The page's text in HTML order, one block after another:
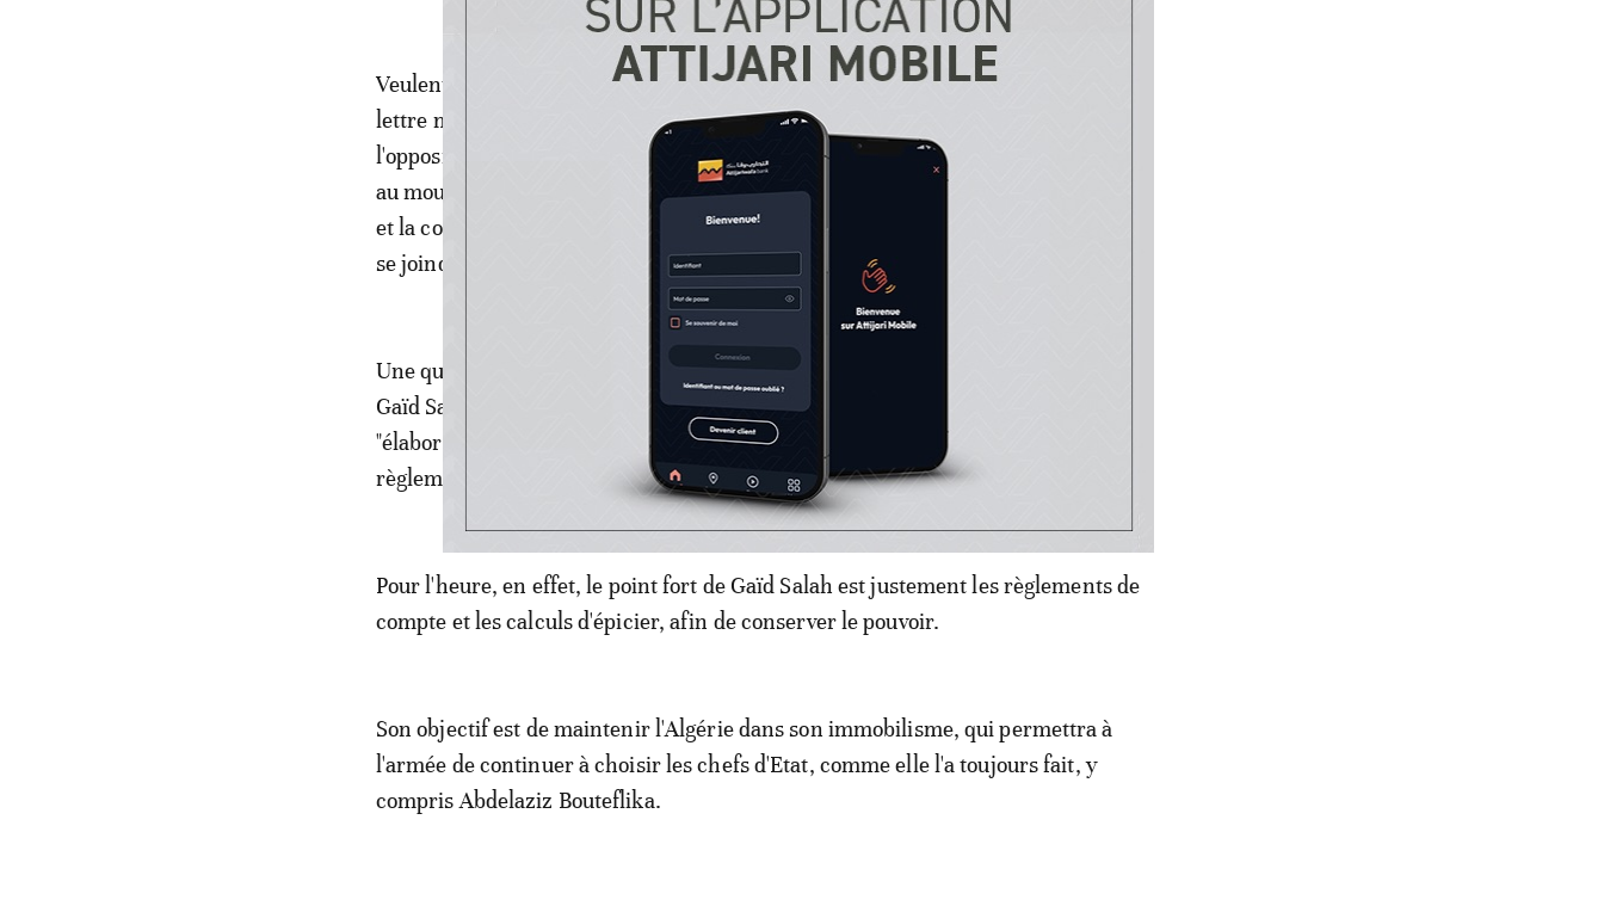
Veulent-ils court-circuiter le gouvernement dont l'appel au dialogue est resté
lettre morte? On est tenté d'y croire, dans la mesure où ces sept partis de
l'opposition demandent à "d’autres acteurs politiques, aux syndicats autonomes,
au mouvement associatif, ainsi [qu'aux] personnalités nationales indépendantes
et la communauté algérienne à l’étranger, qui se reconnaissent dans cet appel à
se joindre à cette initiative de concertation et de dialogue sans préalable".
Une question demeure cependant: celle de savoir comment le général Ahmed
Gaïd Salah, véritable homme fort du pays, prendra cette initiative, qui entend
"élaborer une solution politique ambitieuse, raisonnable et réalisable, loin des
règlements de compte et des calculs étroits".
Pour l'heure, en effet, le point fort de Gaïd Salah est justement les règlements de
compte et les calculs d'épicier, afin de conserver le pouvoir.
Son objectif est de maintenir l'Algérie dans son immobilisme, qui permettra à
l'armée de continuer à choisir les chefs d'Etat, comme elle l'a toujours fait, y
compris Abdelaziz Bouteflika.